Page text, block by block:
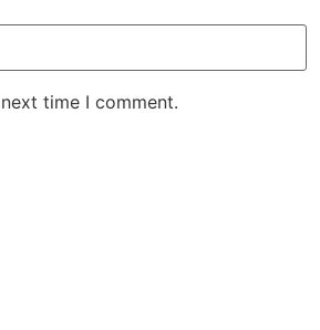
time I comment.